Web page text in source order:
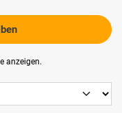
anzeigen.